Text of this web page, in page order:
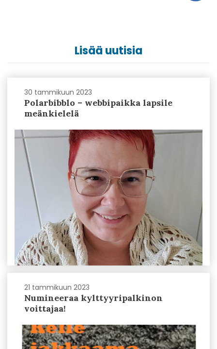
Lisää uutisia
30 tammikuun 2023
Polarbibblo – webbipaikka lapsile
meänkielelä
21 tammikuun 2023
Numineeraa kylttyyripalkinon
voittajaa!